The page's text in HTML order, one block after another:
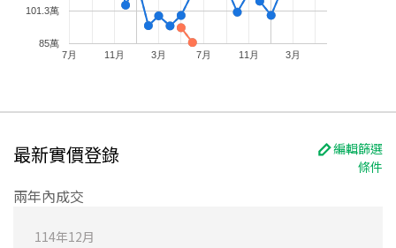
7月 11月 3月 7月 11月 3月
85萬
101.3萬
最新實價登錄
編輯篩選
條件
兩年內成交
114年12月